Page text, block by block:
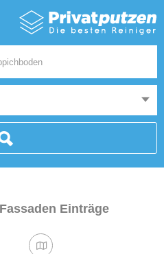
Fassaden Einträge